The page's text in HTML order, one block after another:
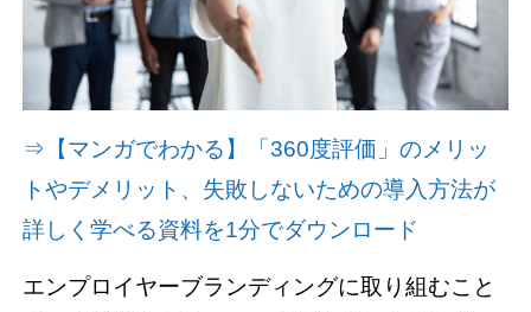
⇒【マンガでわかる】「360度評価」のメリッ
トやデメリット、失敗しないための導入方法が
詳しく学べる資料を1分でダウンロード
エンプロイヤーブランディングに取り組むこと